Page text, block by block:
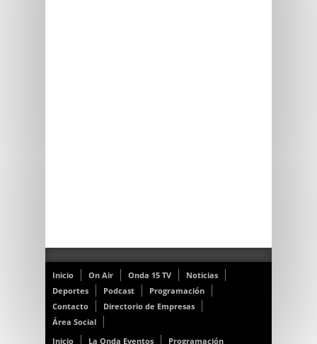
Inicio On Air Onda 15 TV
Noticias
Deportes
Podcast
Programación
Contacto
Directorio de Empresas
Área Social
Inicio
La Onda Eventos Programación